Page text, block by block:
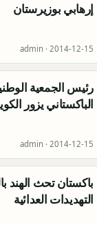
إرهابي بوزيرستان
admin · 2014-12-15
رئيس الجمعية
الباكستاني يزور
admin · 2014-12-15
باكستان تحث الهند
التهديدات العدائية